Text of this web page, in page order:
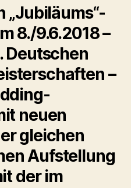
„Jubiläums“-
8./9.6.2018 –
Deutschen
–
neuen
gleichen
Aufstellung
der im